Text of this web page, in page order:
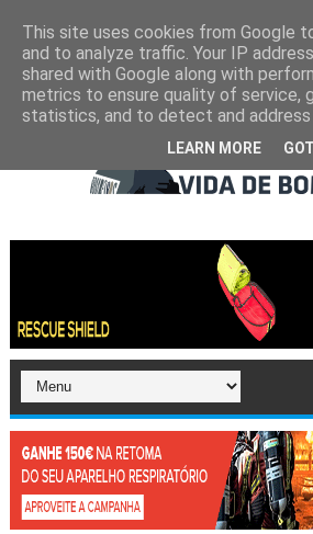
This site uses cookies from Google
and to analyze traffic. Your IP
shared with Google along with
metrics to ensure quality of service,
statistics, and to detect and address
LEARN MORE